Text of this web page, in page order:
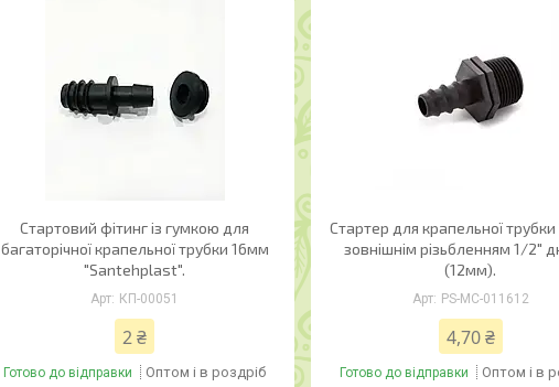
Стартовий фітинг із гумкою для
багаторічної крапельної трубки 16мм
"Santehplast".
КП-00051
2 ₴
Готово до відправки Оптом і в роздріб
Стартер для крапельної трубки
зовнішнім різьбленням 1/2"
(12мм).
PS-MC-011612
4,70 ₴
Готово до відправки Оптом і в